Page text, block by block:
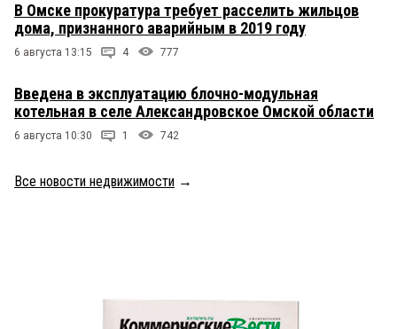
В Омске прокуратура требует расселить жильцов
дома, признанного аварийным в 2019 году
6 августа 13:15 4 777
Введена в эксплуатацию блочно-модульная
котельная в селе Александровское Омской области
6 августа 10:30 1 742
Все новости недвижимости →